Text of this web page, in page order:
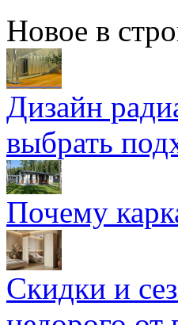
Новое в
Дизайн
выбрать
Почему
Скидки и